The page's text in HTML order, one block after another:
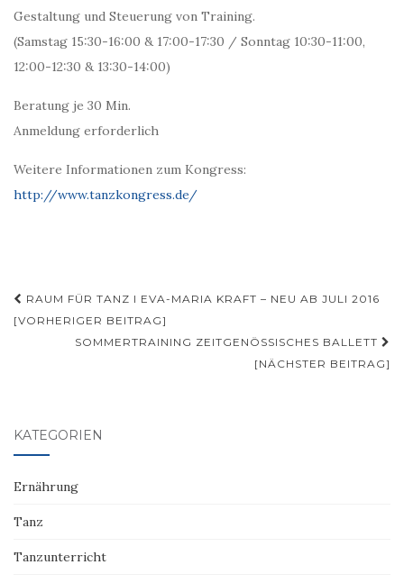
Gestaltung und Steuerung von Training.
(Samstag 15:30-16:00 & 17:00-17:30 / Sonntag 10:30-11:00,
12:00-12:30 & 13:30-14:00)
Beratung je 30 Min.
Anmeldung erforderlich
Weitere Informationen zum Kongress:
http://www.tanzkongress.de/
Beitragsnavigation
RAUM FÜR TANZ I EVA-MARIA KRAFT – NEU AB JULI 2016
[VORHERIGER BEITRAG]
SOMMERTRAINING ZEITGENÖSSISCHES BALLETT
[NÄCHSTER BEITRAG]
KATEGORIEN
Ernährung
Tanz
Tanzunterricht